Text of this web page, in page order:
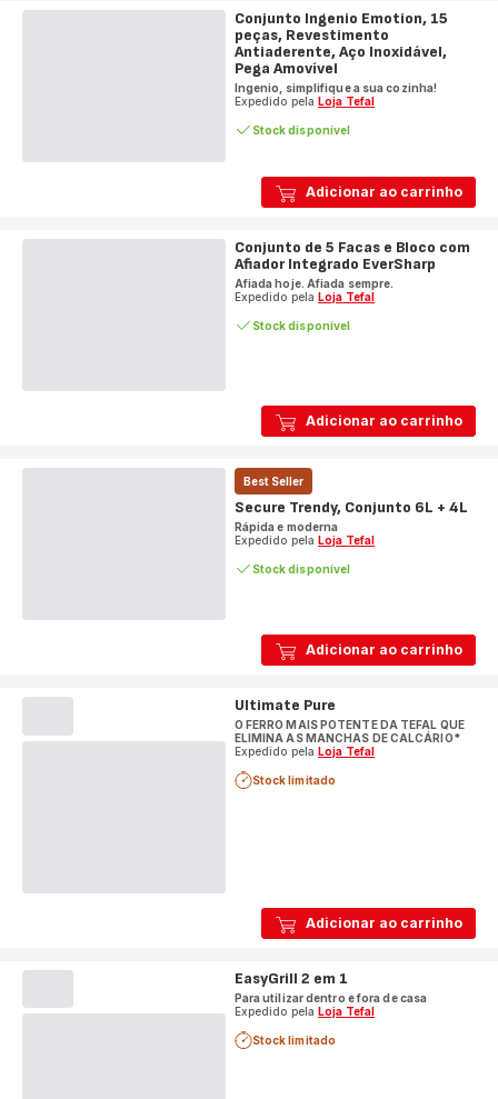
Adicionar ao carrinho
Conjunto Ingenio Emotion, 15
peças, Revestimento
Antiaderente, Aço Inoxidável,
Pega Amovível
Ingenio, simplifique a sua cozinha!
Expedido pelaLoja Tefal
Stock disponível
Adicionar ao carrinho
Conjunto de 5 Facas e Bloco com
Afiador Integrado EverSharp
Afiada hoje. Afiada sempre.
Expedido pelaLoja Tefal
Stock disponível
Adicionar ao carrinho
Best Seller
Secure Trendy, Conjunto 6L + 4L
Rápida e moderna
Expedido pelaLoja Tefal
Stock disponível
Adicionar ao carrinho
Ultimate Pure
O FERRO MAIS POTENTE DA TEFAL QUE
ELIMINA AS MANCHAS DE CALCÁRIO*
Expedido pelaLoja Tefal
Stock limitado
EasyGrill 2 em 1
Para utilizar dentro e fora de casa
Expedido pelaLoja Tefal
Stock limitado